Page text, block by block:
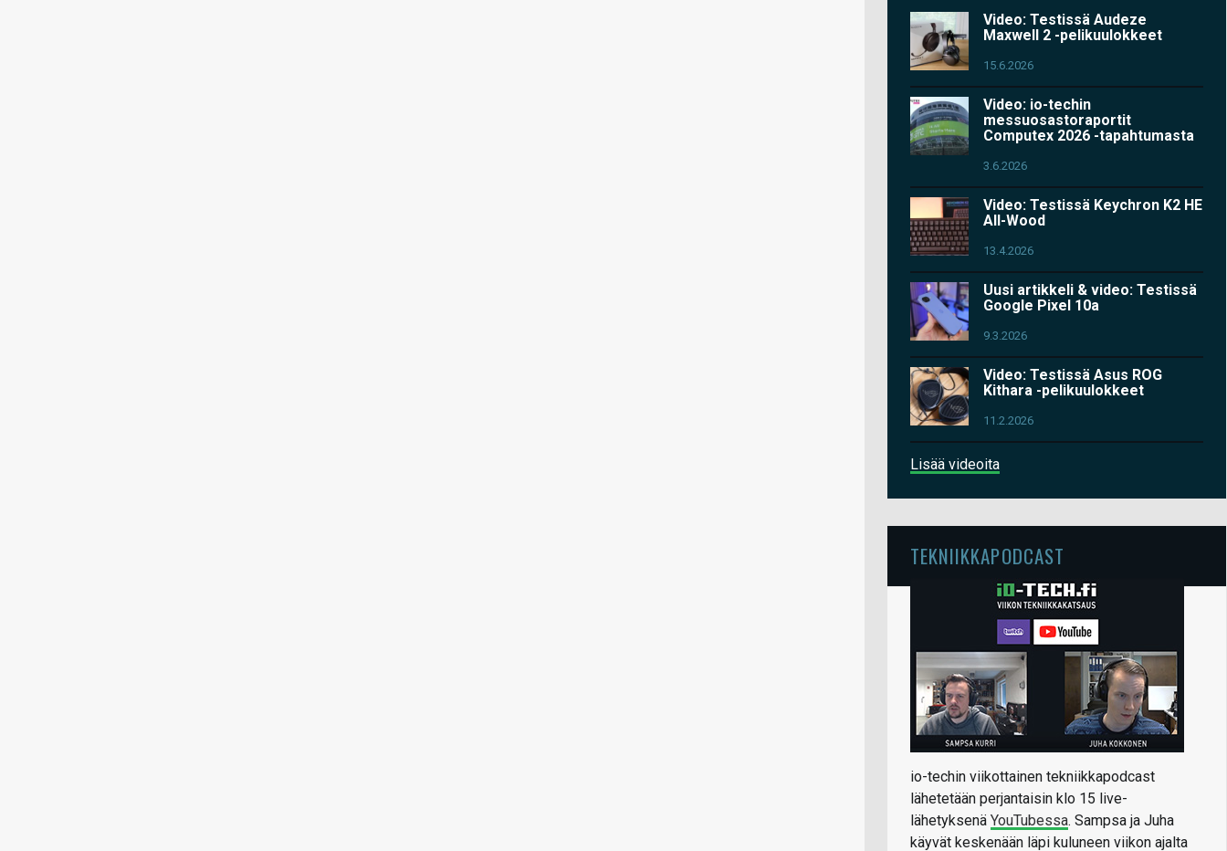
Video: Testissä Audeze
Maxwell 2 -pelikuulokkeet
15.6.2026
Video: io-techin
messuosastoraportit
Computex 2026 -tapahtumasta
3.6.2026
Video: Testissä Keychron K2 HE
All-Wood
13.4.2026
Uusi artikkeli & video: Testissä
Google Pixel 10a
9.3.2026
Video: Testissä Asus ROG
Kithara -pelikuulokkeet
11.2.2026
Lisää videoita
TEKNIIKKAPODCAST
io-techin viikottainen tekniikkapodcast
lähetetään perjantaisin klo 15 live-
lähetyksenä YouTubessa. Sampsa ja Juha
käyvät keskenään läpi kuluneen viikon ajalta